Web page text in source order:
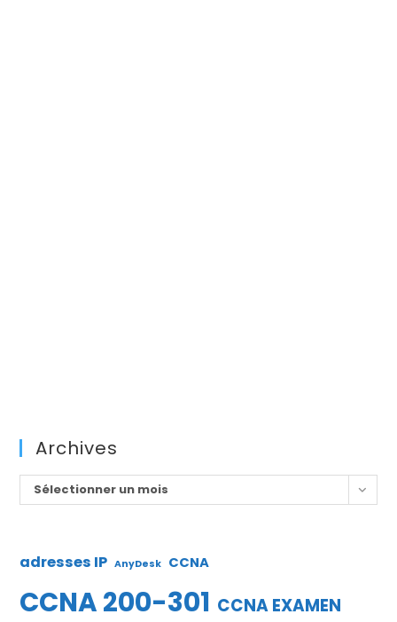
Archives
Archives
Sélectionner un mois
adresses IP AnyDesk CCNA
CCNA 200-301 CCNA EXAMEN